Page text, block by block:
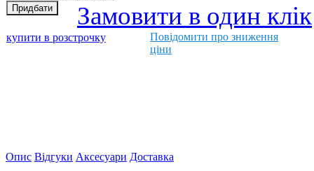
Замовити в один клік
купити в розстрочку
Повідомити про зниження
ціни
Опис Відгуки Аксесуари Доставка